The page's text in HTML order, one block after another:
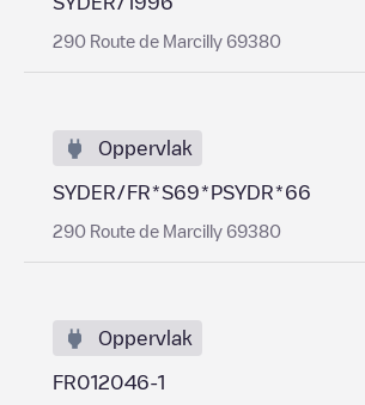
290 Route de Marcilly 69380
Oppervlak
SYDER/FR*S69*PSYDR*66
290 Route de Marcilly 69380
Oppervlak
FR012046-1